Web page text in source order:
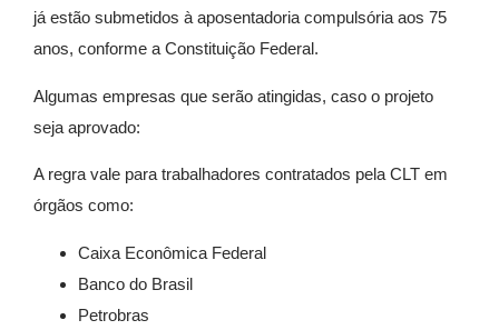
já estão submetidos à aposentadoria compulsória aos 75
anos, conforme a Constituição Federal.
Algumas empresas que serão atingidas, caso o projeto
seja aprovado:
A regra vale para trabalhadores contratados pela CLT em
órgãos como:
Caixa Econômica Federal
Banco do Brasil
Petrobras